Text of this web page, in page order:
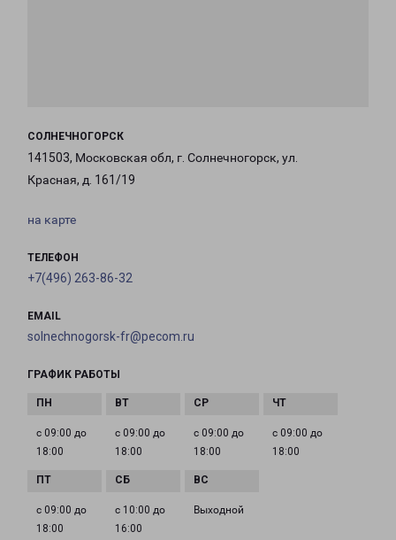
СОЛНЕЧНОГОРСК
141503, Московская обл, г. Солнечногорск, ул.
Красная, д. 161/19
на карте
ТЕЛЕФОН
+7(496) 263-86-32
EMAIL
solnechnogorsk-fr@pecom.ru
ГРАФИК РАБОТЫ
с 09:00 до
18:00
с 09:00 до
18:00
с 09:00 до
18:00
с 09:00 до
18:00
с 09:00 до
18:00
с 10:00 до
16:00
Выходной